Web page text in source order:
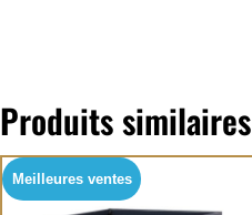
Produits similaires
Meilleures ventes